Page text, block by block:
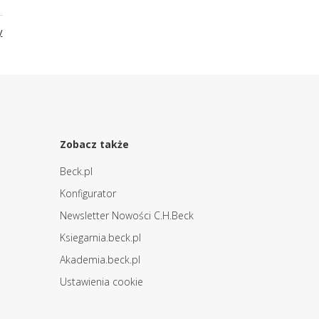
Zobacz także
Beck.pl
Konfigurator
Newsletter Nowości C.H.Beck
Ksiegarnia.beck.pl
Akademia.beck.pl
Ustawienia cookie